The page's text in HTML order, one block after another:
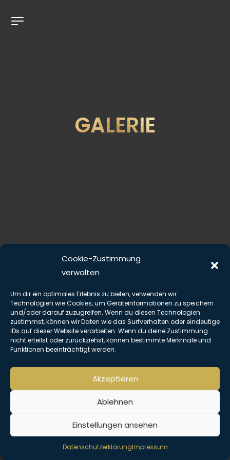
Cookie-Zustimmung
verwalten
Um dir ein optimales Erlebnis zu bieten, verwenden wir
Technologien wie Cookies, um Geräteinformationen zu speichern
und/oder darauf zuzugreifen. Wenn du diesen Technologien
zustimmst, können wir Daten wie das Surfverhalten oder eindeutige
IDs auf dieser Website verarbeiten. Wenn du deine Zustimmung
nicht erteilst oder zurückziehst, können bestimmte Merkmale und
Funktionen beeinträchtigt werden.
Akzeptieren
Ablehnen
Einstellungen ansehen
DatenschutzerklärungImpressum
GALERIE
Copyright © Alle Rechte vorbehalten. The Hemingway Club 2026 |
Impressum|Datenschutz